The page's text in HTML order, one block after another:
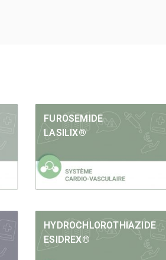
FUROSEMIDE
LASILIX®
HYDROCHLOROTHIAZIDE
ESIDREX®